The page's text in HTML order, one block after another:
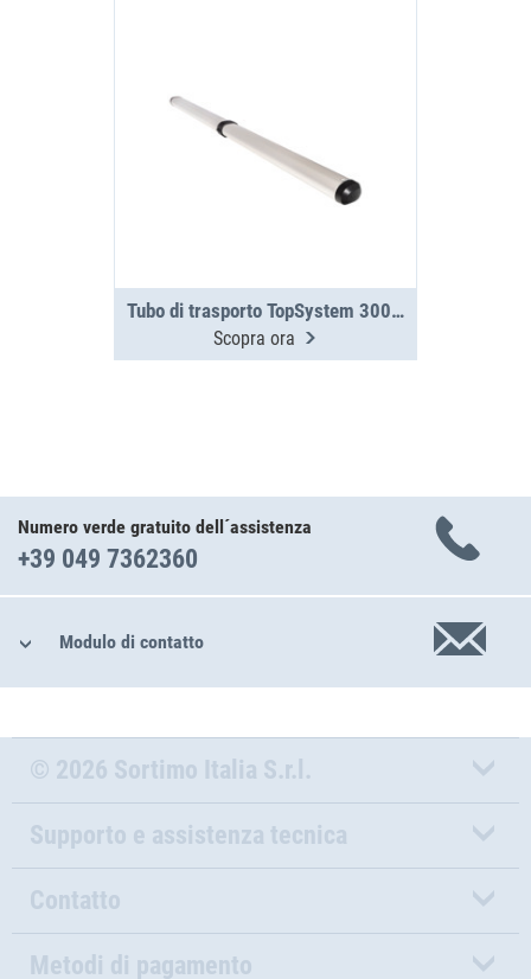
Tubo di trasporto TopSystem 3000 mm, in 2 parti
Scopra ora
Numero verde gratuito dell´assistenza
+39 049 7362360
Modulo di contatto
© 2026 Sortimo Italia S.r.l.
Supporto e assistenza tecnica
Contatto
Metodi di pagamento